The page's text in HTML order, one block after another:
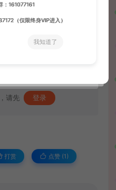
请先 登录
打赏 点赞 (1 )
：161077161
（仅限终身VIP进入）
我知道了